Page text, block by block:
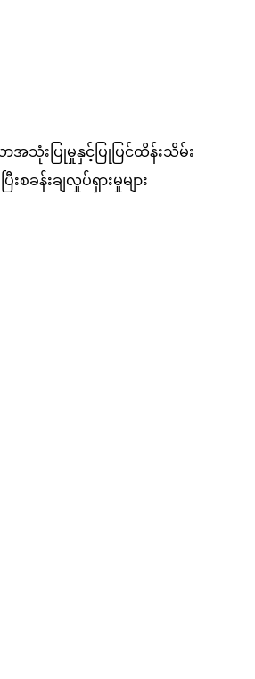
သုံးပြုမှုနှင့်ပြုပြင်ထိန်းသိမ်း
န်းချလှုပ်ရှားမှုများ